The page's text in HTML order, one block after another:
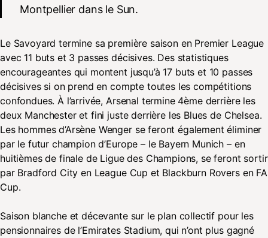
Montpellier dans le Sun.
Le Savoyard termine sa première saison en Premier League
avec 11 buts et 3 passes décisives. Des statistiques
encourageantes qui montent jusqu’à 17 buts et 10 passes
décisives si on prend en compte toutes les compétitions
confondues. À l’arrivée, Arsenal termine 4ème derrière les
deux Manchester et fini juste derrière les Blues de Chelsea.
Les hommes d’Arsène Wenger se feront également éliminer
par le futur champion d’Europe – le Bayern Munich – en
huitièmes de finale de Ligue des Champions, se feront sortir
par Bradford City en League Cup et Blackburn Rovers en FA
Cup.
Saison blanche et décevante sur le plan collectif pour les
pensionnaires de l’Emirates Stadium, qui n’ont plus gagné